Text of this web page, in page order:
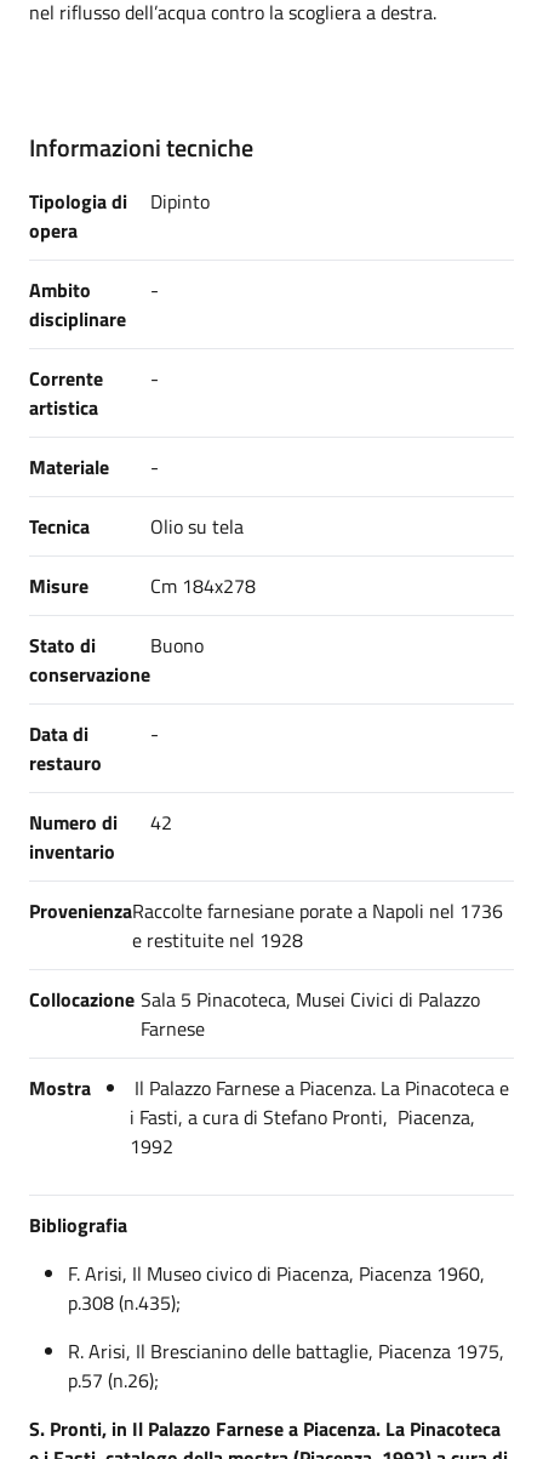
nel riflusso dell’acqua contro la scogliera a destra.
Informazioni tecniche
Tipologia di
opera
Dipinto
Ambito
disciplinare
-
Corrente
artistica
-
Materiale -
Tecnica Olio su tela
Misure Cm 184x278
Stato di
conservazione
Buono
Data di
restauro
-
Numero di
inventario
42
ProvenienzaRaccolte farnesiane porate a Napoli nel 1736
e restituite nel 1928
Collocazione Sala 5 Pinacoteca, Musei Civici di Palazzo
Farnese
Mostra
Il Palazzo Farnese a Piacenza. La Pinacoteca e
i Fasti, a cura di Stefano Pronti, Piacenza,
1992
Bibliografia
F. Arisi, Il Museo civico di Piacenza, Piacenza 1960,
p.308 (n.435);
R. Arisi, Il Brescianino delle battaglie, Piacenza 1975,
p.57 (n.26);
S. Pronti, in Il Palazzo Farnese a Piacenza. La Pinacoteca